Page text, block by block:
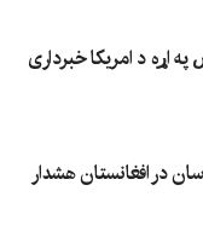
اړه د امریکا خبرداری
در افغانستان هشدار